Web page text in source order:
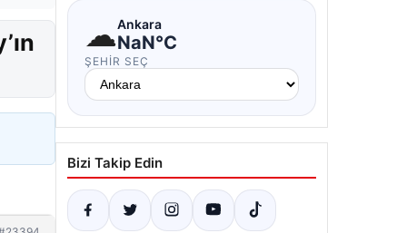
☁Ankara
NaN°C
ŞEHIR SEÇ
Bizi Takip Edin